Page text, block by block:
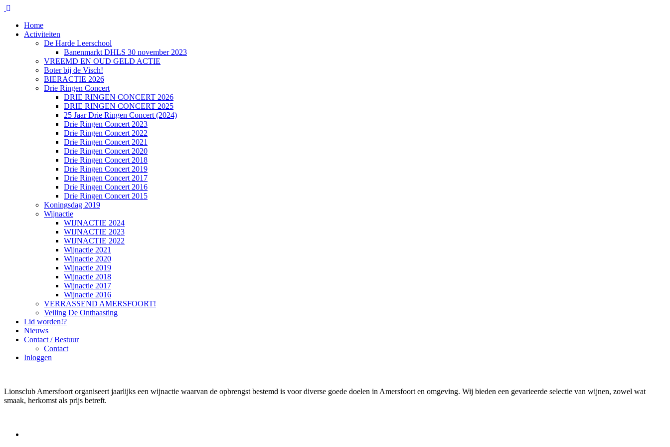
Home
Activiteiten
De Harde Leerschool
Banenmarkt DHLS 30 november 2023
VREEMD EN OUD GELD ACTIE
Boter bij de Visch!
BIERACTIE 2026
Drie Ringen Concert
DRIE RINGEN CONCERT 2026
DRIE RINGEN CONCERT 2025
25 Jaar Drie Ringen Concert (2024)
Drie Ringen Concert 2023
Drie Ringen Concert 2022
Drie Ringen Concert 2021
Drie Ringen Concert 2020
Drie Ringen Concert 2018
Drie Ringen Concert 2019
Drie Ringen Concert 2017
Drie Ringen Concert 2016
Drie Ringen Concert 2015
Koningsdag 2019
Wijnactie
WIJNACTIE 2024
WIJNACTIE 2023
WIJNACTIE 2022
Wijnactie 2021
Wijnactie 2020
Wijnactie 2019
Wijnactie 2018
Wijnactie 2017
Wijnactie 2016
VERRASSEND AMERSFOORT!
Veiling De Onthaasting
Lid worden!?
Nieuws
Contact / Bestuur
Contact
Inloggen
Lionsclub Amersfoort organiseert jaarlijks een wijnactie waarvan de opbrengst bestemd is voor diverse goede doelen in Amersfoort en omgeving. Wij bieden een gevarieerde selectie van wijnen, zowel wat
smaak, herkomst als prijs betreft.